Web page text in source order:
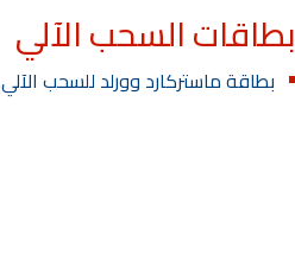
بطاقات السحب الآلي
بطاقة ماستركارد وورلد للسحب الآلي